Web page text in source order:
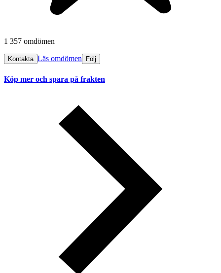
1 357 omdömen
Kontakta Läs omdömen Följ
Köp mer och spara på frakten